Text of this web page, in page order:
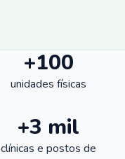
+100
unidades físicas
+3 mil
clínicas e postos de